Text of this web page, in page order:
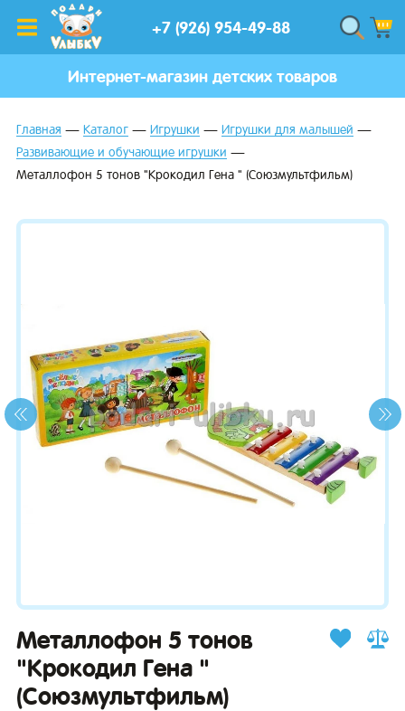
+7 (926) 954-49-88
Интернет-магазин детских товаров
Главная Каталог Игрушки
Игрушки для малышей
Развивающие и обучающие игрушки
Металлофон 5 тонов "Крокодил Гена " (Союзмультфильм)
Металлофон 5 тонов
"Крокодил Гена "
(Союзмультфильм)